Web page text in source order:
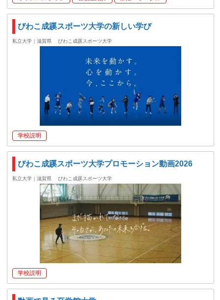
びわこ成蹊スポーツ大学の新しい学び
私立大学｜滋賀県 びわこ成蹊スポーツ大学
学校説明
びわこ成蹊スポーツ大学プロモーション動画2026
私立大学｜滋賀県 びわこ成蹊スポーツ大学
学校説明